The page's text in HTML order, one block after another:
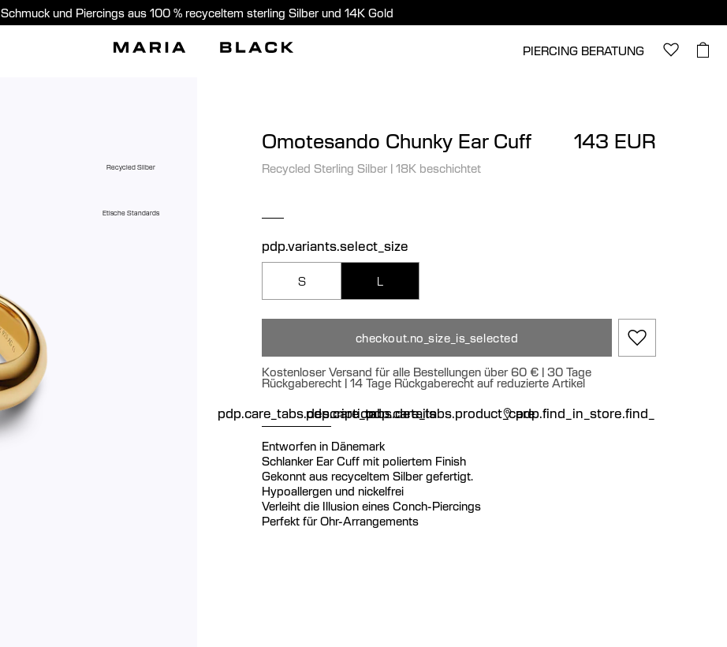
Schmuck und Piercings aus 100 % recyceltem sterling Silber und 14K Gold
PIERCING BERATUNG
Recycled Silber
Etische Standards
Omotesando Chunky Ear Cuff 143 EUR
Recycled Sterling Silber | 18K beschichtet
pdp.variants.select_size
S L
checkout.no_size_is_selected
Kostenloser Versand für alle Bestellungen über 60 € | 30 Tage
Rückgaberecht | 14 Tage Rückgaberecht auf reduzierte Artikel
pdp.care_tabs.description
pdp.care_tabs.details
pdp.care_tabs.product_carepdp.find_in_store.find_in_store
Entworfen in Dänemark
Schlanker Ear Cuff mit poliertem Finish
Gekonnt aus recyceltem Silber gefertigt.
Hypoallergen und nickelfrei
Verleiht die Illusion eines Conch-Piercings
Perfekt für Ohr-Arrangements